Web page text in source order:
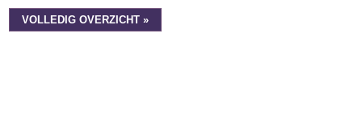
VOLLEDIG OVERZICHT »